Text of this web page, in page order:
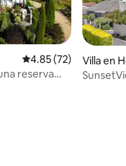
Calificación
4.85 (72)
reserva
Villa en